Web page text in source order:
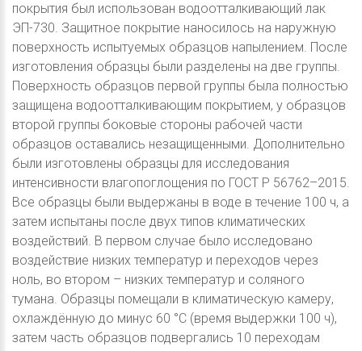
покрытия был использован водоотталкивающий лак
ЭП-730. Защитное покрытие наносилось на наружную
поверхность испытуемых образцов напылением. После
изготовления образцы были разделены на две группы.
Поверхность образцов первой группы была полностью
защищена водоотталкивающим покрытием, у образцов
второй группы боковые стороны рабочей части
образцов оставались незащищенными. Дополнительно
были изготовлены образцы для исследования
интенсивности влагопоглощения по ГОСТ Р 56762–2015.
Все образцы были выдержаны в воде в течение 100 ч, а
затем испытаны после двух типов климатических
воздействий. В первом случае было исследовано
воздействие низких температур и переходов через
ноль, во втором – низких температур и соляного
тумана. Образцы помещали в климатическую камеру,
охлаждённую до минус 60 °С (время выдержки 100 ч),
затем часть образцов подвергались 10 переходам